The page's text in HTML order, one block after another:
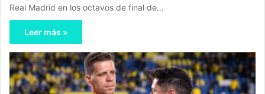
Real Madrid en los octavos de final de…
Leer más »